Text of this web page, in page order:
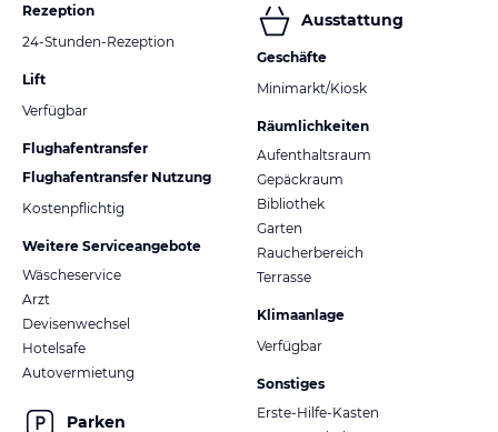
Rezeption
24-Stunden-Rezeption
Lift
Verfügbar
Flughafentransfer
Flughafentransfer Nutzung
Kostenpflichtig
Weitere Serviceangebote
Wäscheservice
Arzt
Devisenwechsel
Hotelsafe
Autovermietung
Parken
Ausstattung
Geschäfte
Minimarkt/Kiosk
Räumlichkeiten
Aufenthaltsraum
Gepäckraum
Bibliothek
Garten
Raucherbereich
Terrasse
Klimaanlage
Verfügbar
Sonstiges
Erste-Hilfe-Kasten